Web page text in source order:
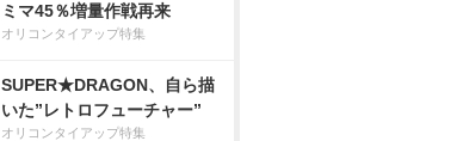
ミマ45％増量作戦再来
オリコンタイアップ特集
SUPER★DRAGON、自ら描
いた”レトロフューチャー”
オリコンタイアップ特集